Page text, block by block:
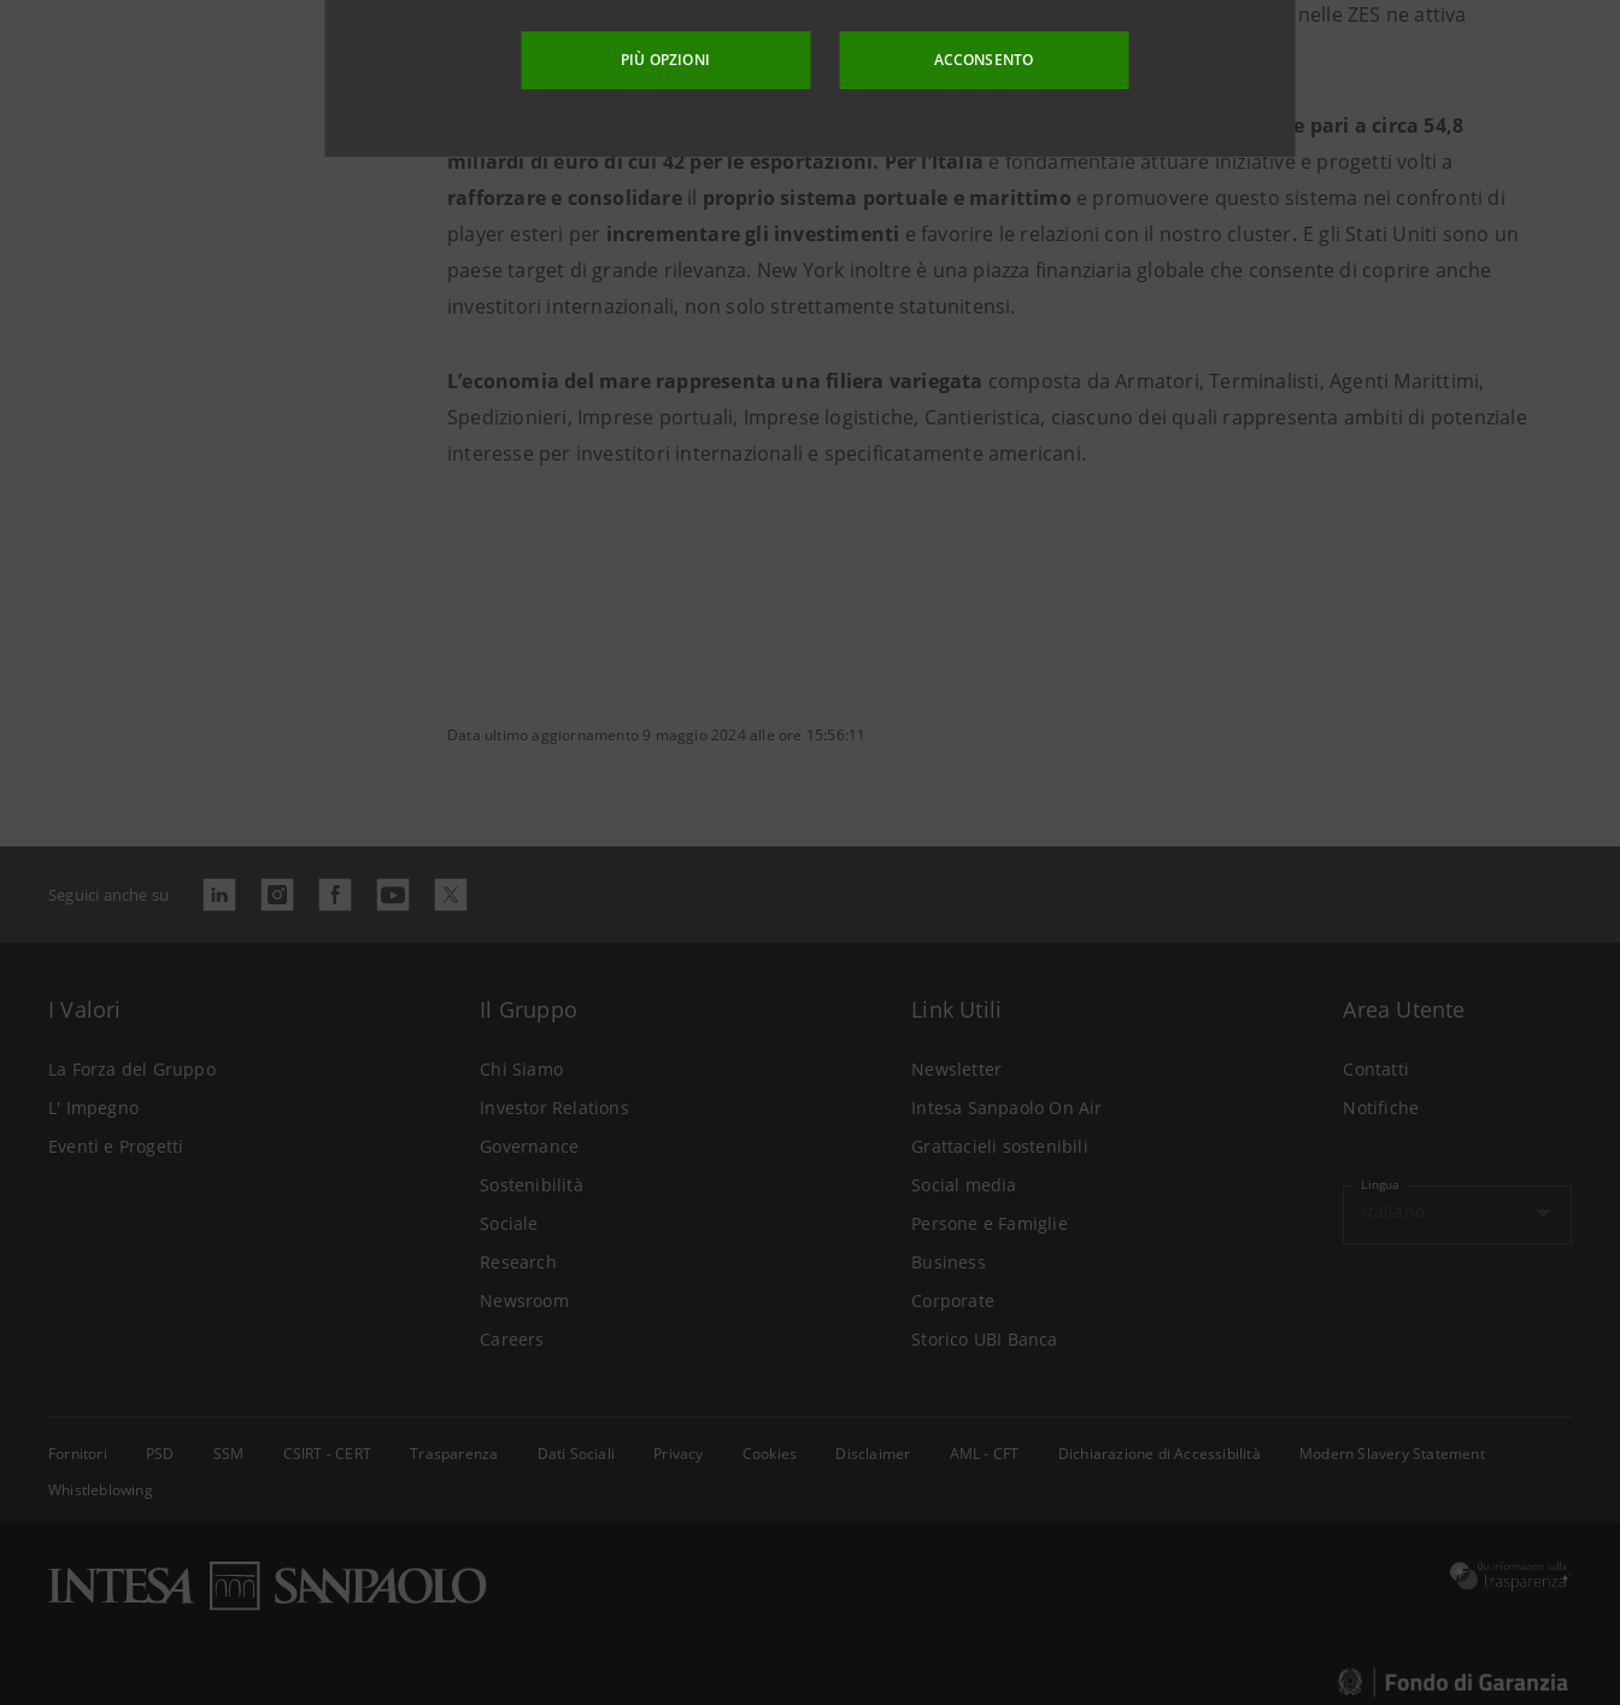
PIÙ OPZIONI ACCONSENTO
risorse pubbliche investite possano attivarne il doppio da privati (1 euro pubblico investito nelle ZES ne attiva
ulteriori 2 provenienti da imprese).
Gli Stati Uniti sono il primo partner italiano per interscambio marittimo, con un valore pari a circa 54,8
miliardi di euro di cui 42 per le esportazioni. Perl’Italiaè fondamentale attuare iniziative e progetti volti a
rafforzare e consolidare il proprio sistema portuale e marittimo e promuovere questo sistema nei confronti di
player esteri per incrementare gli investimenti e favorire le relazioni con il nostro cluster. E gli Stati Uniti sono un
paese target di grande rilevanza. New York inoltre è una piazza finanziaria globale che consente di coprire anche
investitori internazionali, non solo strettamente statunitensi.
L’economia del mare rappresenta una filiera variegata composta da Armatori, Terminalisti, Agenti Marittimi,
Spedizionieri, Imprese portuali, Imprese logistiche, Cantieristica, ciascuno dei quali rappresenta ambiti di potenziale
interesse per investitori internazionali e specificatamente americani.
Data ultimo aggiornamento 9 maggio 2024 alle ore 15:56:11
Seguici anche su
I Valori
La Forza del Gruppo
L' Impegno
Eventi e Progetti
Il Gruppo
Chi Siamo
Investor Relations
Governance
Sostenibilità
Sociale
Research
Newsroom
Careers
Link Utili
Newsletter
Intesa Sanpaolo On Air
Grattacieli sostenibili
Social media
Persone e Famiglie
Business
Corporate
Storico UBI Banca
Area Utente
Contatti
Notifiche
Lingua
Fornitori PSD SSM CSIRT - CERT Trasparenza Dati Sociali Privacy Cookies Disclaimer AML - CFT Dichiarazione di Accessibilità
Modern Slavery Statement
Whistleblowing